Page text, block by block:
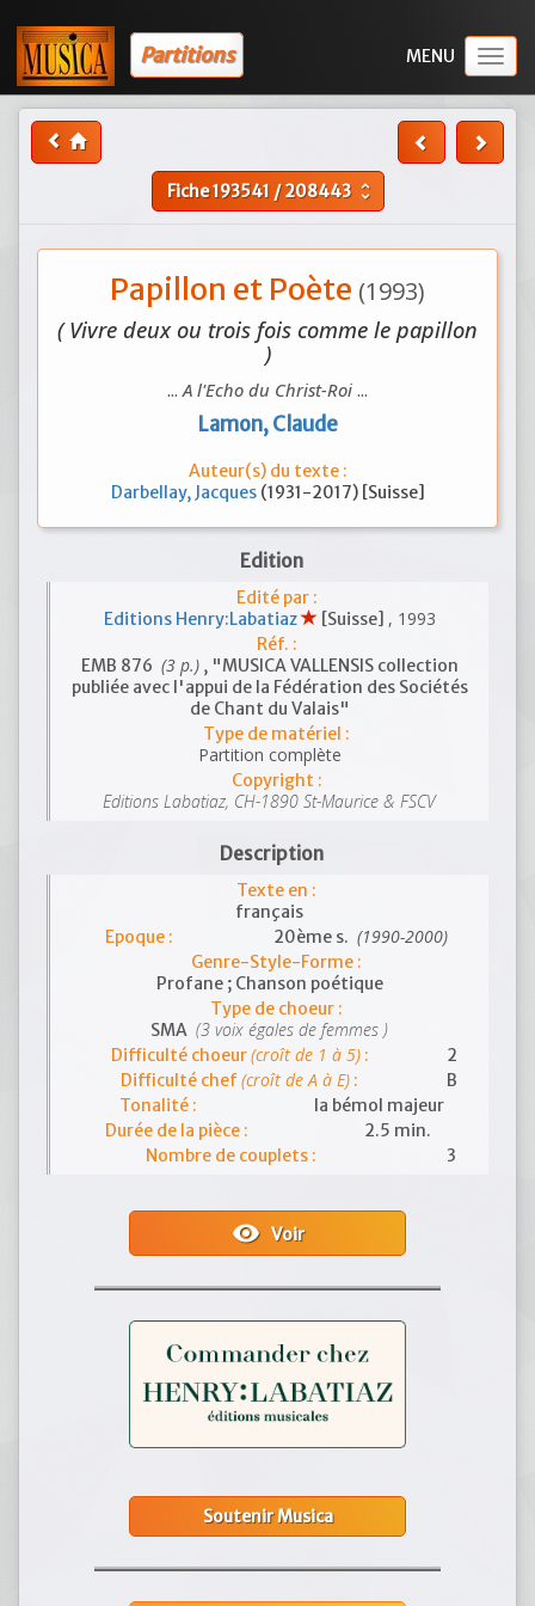
Partitions
Fiche193541/208443 unfold_more
Papillon et Poète (1993)
( Vivre deux ou trois fois comme le papillon
)
...A l'Echo du Christ-Roi ...
Lamon, Claude
Auteur(s) du texte :
Darbellay, Jacques (1931-2017) [Suisse]
Edition
Edité par :
Editions Henry:Labatiaz
[Suisse] , 1993
Réf. :
EMB 876 (3 p.), "MUSICA VALLENSIS collection
publiée avec l'appui de la Fédération des Sociétés
de Chant du Valais"
Type de matériel :
Partition complète
Copyright :
Editions Labatiaz, CH-1890 St-Maurice & FSCV
Description
Texte en :
français
Epoque :
20ème s. (1990-2000)
Genre-Style-Forme :
Profane ; Chanson poétique
Type de choeur :
SMA (3 voix égales de femmes )
Difficulté choeur(croît de 1 à 5):
2
Difficulté chef(croît de A à E) :
B
Tonalité :
la bémol majeur
Durée de la pièce :
2.5 min.
Nombre de couplets :
3
visibilityVoir
Soutenir Musica